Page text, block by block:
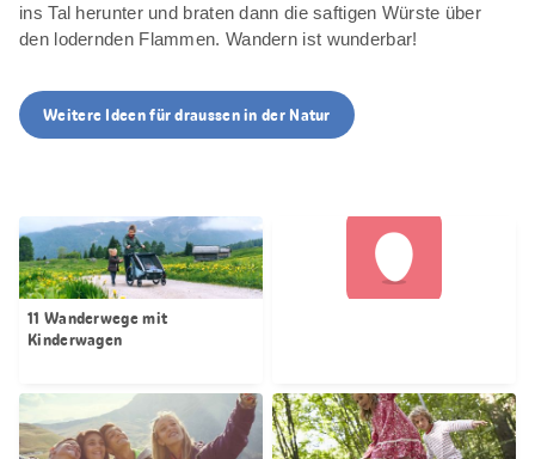
ins Tal herunter und braten dann die saftigen Würste über
den lodernden Flammen. Wandern ist wunderbar!
Weitere Ideen für draussen in der Natur
11 Wanderwege mit
Kinderwagen